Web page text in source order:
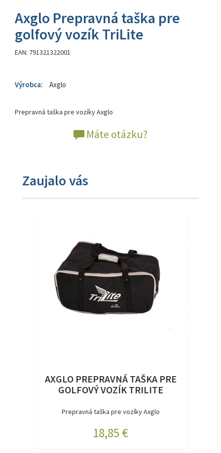
Axglo Prepravná taška pre
golfový vozík TriLite
EAN: 791321322001
Výrobca: Axglo
Prepravná taška pre vozíky Axglo
Máte otázku?
Zaujalo vás
AXGLO PREPRAVNÁ TAŠKA PRE
GOLFOVÝ VOZÍK TRILITE
Prepravná taška pre vozíky Axglo
18,85 €